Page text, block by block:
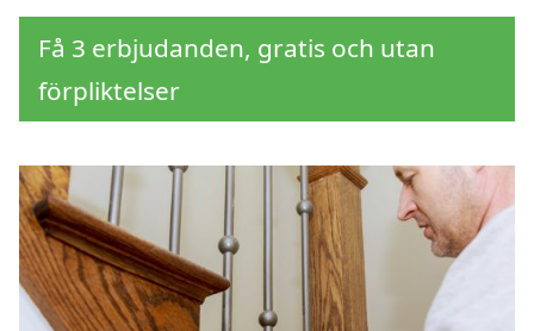
Få 3 erbjudanden, gratis och utan
förpliktelser